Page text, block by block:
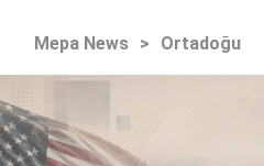
Mepa News > Ortadoğu